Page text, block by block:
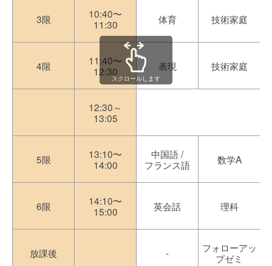
3限
10:40〜
11:30
体育 技術家庭
4限
11:40〜
12:30
表現 技術家庭
12:30～
13:05
5限
13:10〜
14:00
中国語 /
フランス語
数学A
6限
14:10〜
15:00
英会話 理科
放課後 -
フォローアッ
プゼミ
スクロールします